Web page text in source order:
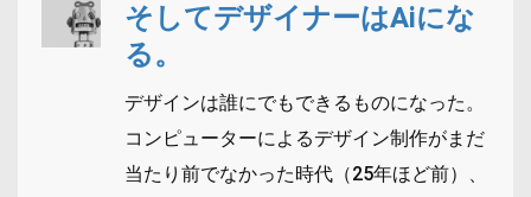
そしてデザイナーはAiにな
る。
デザインは誰にでもできるものになった。
コンピューターによるデザイン制作がまだ
当たり前でなかった時代（25年ほど前）、